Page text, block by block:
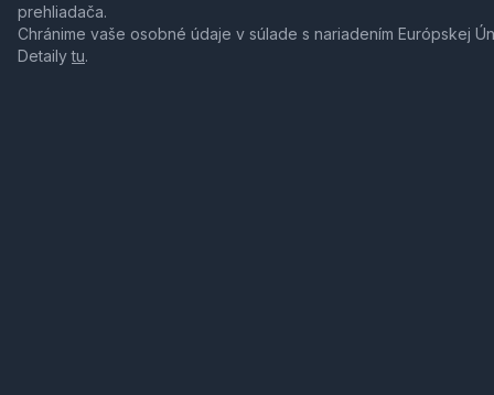
prehliadača.
Chránime vaše osobné údaje v súlade s nariadením Európskej
Detailytu.